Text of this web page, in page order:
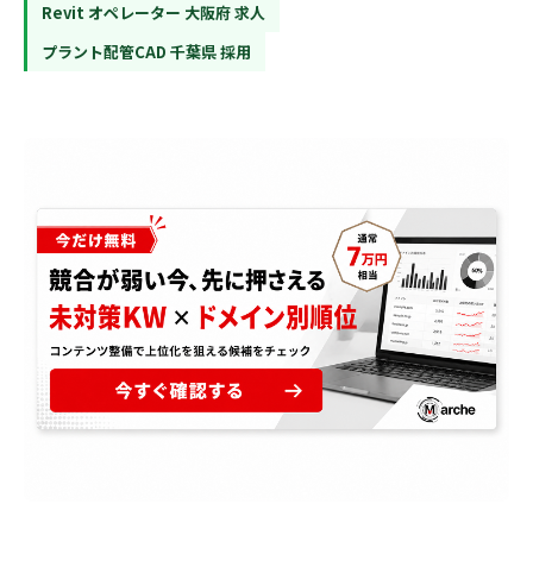
Revit オペレーター 大阪府 求人
プラント配管CAD 千葉県 採用